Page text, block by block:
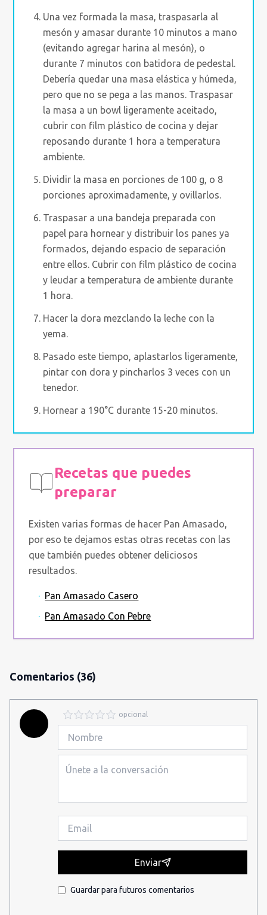
Una vez formada la masa, traspasarla al
mesón y amasar durante 10 minutos a mano
(evitando agregar harina al mesón), o
durante 7 minutos con batidora de pedestal.
Debería quedar una masa elástica y húmeda,
pero que no se pega a las manos. Traspasar
la masa a un bowl ligeramente aceitado,
cubrir con film plástico de cocina y dejar
reposando durante 1 hora a temperatura
ambiente.
Dividir la masa en porciones de 100 g, o 8
porciones aproximadamente, y ovillarlos.
Traspasar a una bandeja preparada con
papel para hornear y distribuir los panes ya
formados, dejando espacio de separación
entre ellos. Cubrir con film plástico de cocina
y leudar a temperatura de ambiente durante
1 hora.
Hacer la dora mezclando la leche con la
yema.
Pasado este tiempo, aplastarlos ligeramente,
pintar con dora y pincharlos 3 veces con un
tenedor.
Hornear a 190°C durante 15-20 minutos.
Recetas que puedes
preparar
Existen varias formas de hacer Pan Amasado,
por eso te dejamos estas otras recetas con las
que también puedes obtener deliciosos
resultados.
· Pan Amasado Casero
· Pan Amasado Con Pebre
Comentarios (36)
opcional
Enviar
Guardar para futuros comentarios